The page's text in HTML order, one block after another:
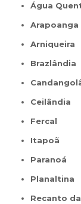
Água
Arapoanga
Arniqueira
Brazlândia
Ceilândia
Fercal
Itapoã
Paranoá
Planaltina
Recanto